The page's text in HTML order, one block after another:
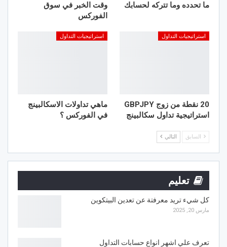
ما تحدده وما تتركه لحسابك
وقت الخبر في سوق
الفوركس
استراتيجيات التداول
20 نقطة من زوج GBPJPY
استراتيجية تداول سكالبينج
استراتيجيات التداول
ماهي تداولات الاسكالبينج
في الفوركس ؟
السابق التالي
تعليم
كل شيء تريد معرفتة عن تعدين البيتكوين
مارس 20, 2025
تعرف علي اشهر انواع حسابات التداول